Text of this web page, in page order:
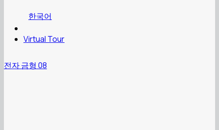
한국어
Virtual Tour
전자 금형 08